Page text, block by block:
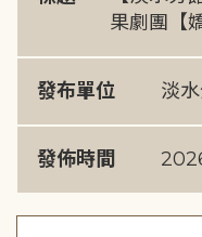
果劇團【
發布單位 淡
發佈時間